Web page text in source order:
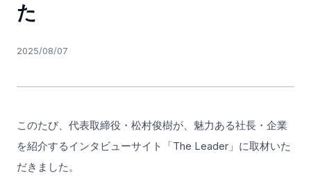
た
2025/08/07
このたび、代表取締役・松村俊樹が、魅力ある社長・企業
を紹介するインタビューサイト「The Leader」に取材いた
だきました。